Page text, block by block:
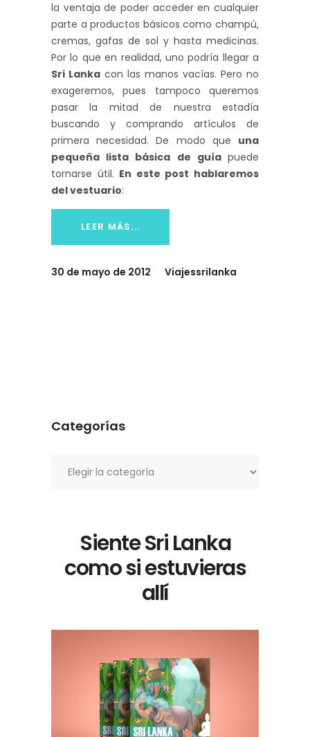
la ventaja de poder acceder en cualquier
parte a productos básicos como champú,
cremas, gafas de sol y hasta medicinas.
Por lo que en realidad, uno podría llegar a
Sri Lanka con las manos vacías. Pero no
exageremos, pues tampoco queremos
pasar la mitad de nuestra estadía
buscando y comprando artículos de
primera necesidad. De modo que una
pequeña lista básica de guía puede
tornarse útil. En este post hablaremos
del vestuario:
LEER MÁS...
30 de mayo de 2012 Viajessrilanka
Categorías
Siente Sri Lanka
como si estuvieras
allí